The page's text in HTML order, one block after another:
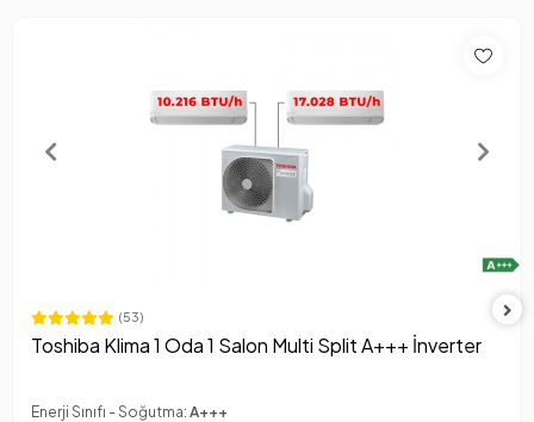
(53)
Toshiba Klima 1 Oda 1 Salon Multi Split A+++ İnverter
Enerji Sınıfı - Soğutma: A+++